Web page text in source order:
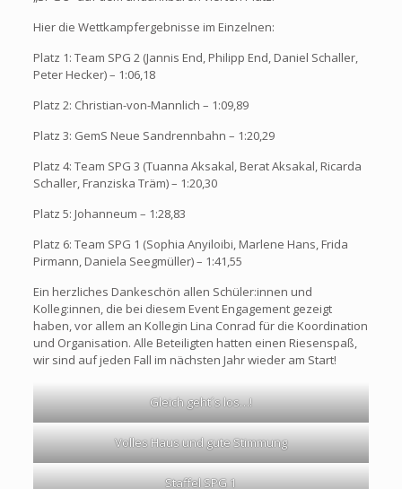
Hier die Wettkampfergebnisse im Einzelnen:
Platz 1: Team SPG 2 (Jannis End, Philipp End, Daniel Schaller,
Peter Hecker) – 1:06,18
Platz 2: Christian-von-Mannlich – 1:09,89
Platz 3: GemS Neue Sandrennbahn – 1:20,29
Platz 4: Team SPG 3 (Tuanna Aksakal, Berat Aksakal, Ricarda
Schaller, Franziska Träm) – 1:20,30
Platz 5: Johanneum – 1:28,83
Platz 6: Team SPG 1 (Sophia Anyiloibi, Marlene Hans, Frida
Pirmann, Daniela Seegmüller) – 1:41,55
Ein herzliches Dankeschön allen Schüler:innen und
Kolleg:innen, die bei diesem Event Engagement gezeigt
haben, vor allem an Kollegin Lina Conrad für die Koordination
und Organisation. Alle Beteiligten hatten einen Riesenspaß,
wir sind auf jeden Fall im nächsten Jahr wieder am Start!
Gleich geht´s los…!
Volles Haus und gute Stimmung
Staffel SPG 1